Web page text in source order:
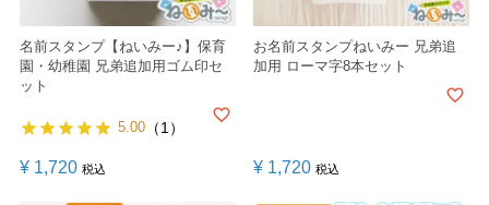
名前スタンプ【ねいみー♪】保育
園・幼稚園 兄弟追加用ゴム印セ
ット
¥ 1,720 税込
5.00（1）
お名前スタンプねいみー 兄弟追
加用 ローマ字8本セット
¥ 1,720 税込